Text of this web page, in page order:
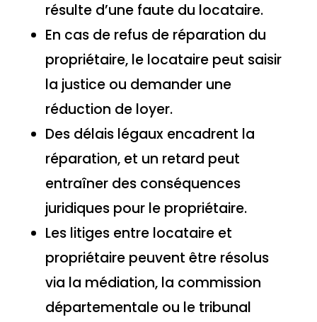
résulte d’une faute du locataire.
En cas de refus de réparation du
propriétaire, le locataire peut saisir
la justice ou demander une
réduction de loyer.
Des délais légaux encadrent la
réparation, et un retard peut
entraîner des conséquences
juridiques pour le propriétaire.
Les litiges entre locataire et
propriétaire peuvent être résolus
via la médiation, la commission
départementale ou le tribunal